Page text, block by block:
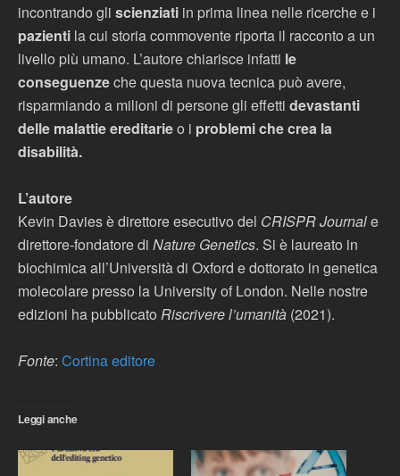
incontrando gli scienziati in prima linea nelle ricerche e i
pazienti la cui storia commovente riporta il racconto a un
livello più umano. L’autore chiarisce infatti le
conseguenzeche questa nuova tecnica può avere,
risparmiando a milioni di persone gli effetti devastanti
delle malattie ereditarieo i problemi che crea la
disabilità.
L’autore
Kevin Davies è direttore esecutivo del CRISPR Journale
direttore-fondatore di Nature Genetics. Si è laureato in
biochimica all’Università di Oxford e dottorato in genetica
molecolare presso la University of London. Nelle nostre
edizioni ha pubblicato Riscrivere l’umanità (2021).
Fonte: Cortina editore
Leggi anche